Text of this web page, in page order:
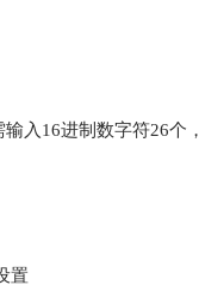
入16进制数字符26个